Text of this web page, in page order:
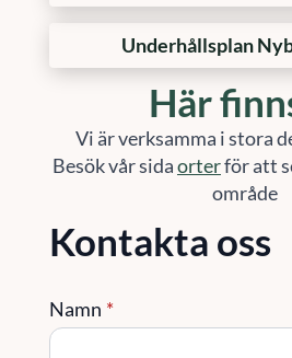
Underhållsplan
Här
Vi är verksamma i stora
Besök vår sidaorterför att
område
Kontakta oss
Namn *